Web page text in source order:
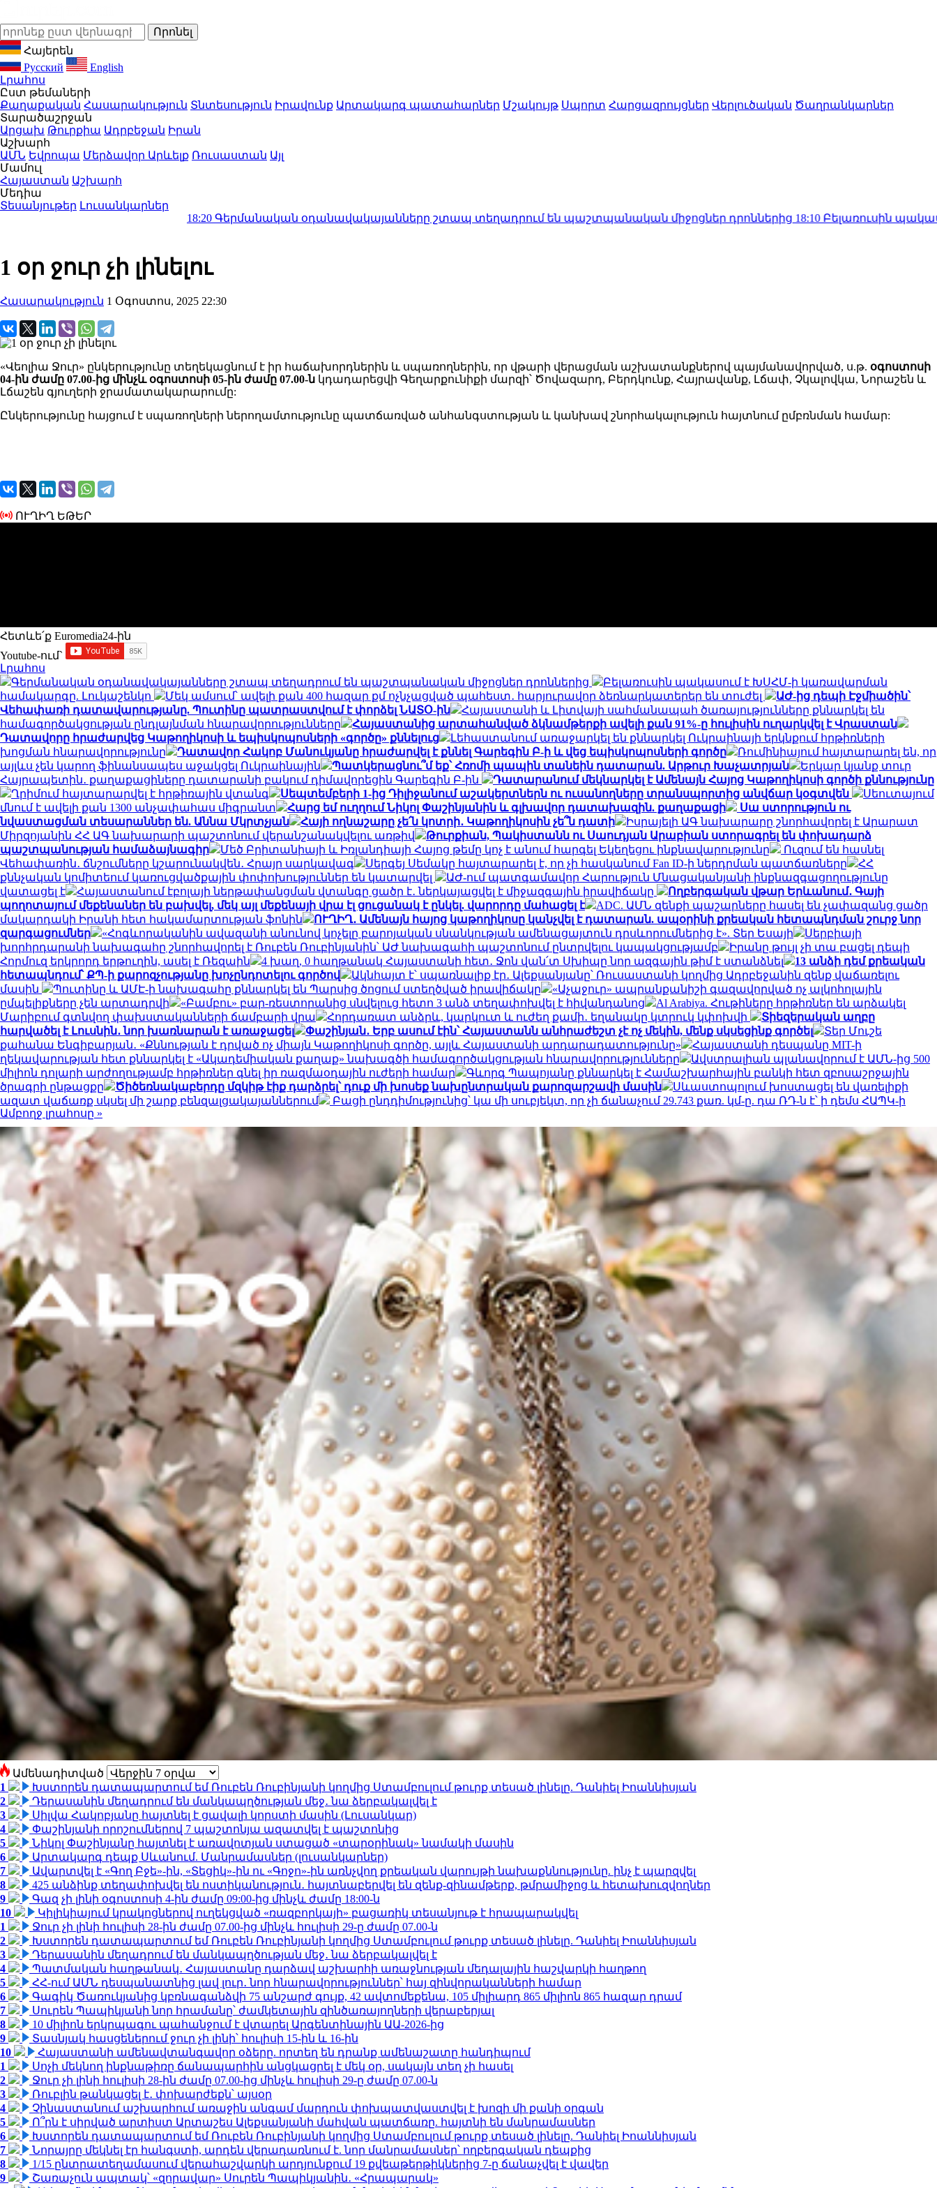
Հայերեն
Русский
English
Լրահոս
Ըստ թեմաների
Քաղաքական Հասարակություն Տնտեսություն Իրավունք Արտակարգ պատահարներ Մշակույթ Սպորտ Հարցազրույցներ Վերլուծական Ծաղրանկարներ
Տարածաշրջան
Արցախ Թուրքիա Ադրբեջան Իրան
Աշխարհ
ԱՄՆ Եվրոպա Մերձավոր Արևելք Ռուսաստան Այլ
Մամուլ
Հայաստան Աշխարհ
Մեդիա
Տեսանյութեր Լուսանկարներ
Գերմանական օդանավակայանները շտապ տեղադրում են պաշտպանական միջոցներ դրոններից 18:10Բելառուսին պակասում է
1 օր ջուր չի լինելու
Հասարակություն 1 Օգոստոս, 2025 22:30
«Վեոլիա Ջուր» ընկերությունը տեղեկացնում է իր հաճախորդներին և սպառողներին, որ վթարի վերացման աշխատանքներով պայմանավորված, ս.թ. օգոստոսի
04-ին ժամը 07.00-ից մինչև օգոստոսի 05-ին ժամը 07.00-ն կդադարեցվի Գեղարքունիքի մարզի՝ Ծովազարդ, Բերդկունք, Հայրավանք, Լճափ, Չկալովկա, Նորաշեն և
Լճաշեն գյուղերի ջրամատակարարումը:
Ընկերությունը հայցում է սպառողների ներողամտությունը պատճառված անհանգստության և կանխավ շնորհակալություն հայտնում ըմբռնման համար:
ՈՒՂԻՂ ԵԹԵՐ
Հետևե՛ք Euromedia24-ին
Youtube-ում`
Լրահոս
Գերմանական օդանավակայանները շտապ տեղադրում են պաշտպանական միջոցներ դրոններից
Բելառուսին պակասում է ԽՍՀՄ-ի կառավարման
համակարգը. Լուկաշենկո
Մեկ ամսում՝ ավելի քան 400 հազար քմ ոչնչացված պահեստ․ հարյուրավոր ձեռնարկատերեր են տուժել
ԱԺ-ից դեպի Էջմիածին՝
Վեհափառի դատավարությանը. Պուտինը պատրաստվում է փորձել ՆԱՏՕ-ին
Հայաստանի և Լիտվայի սահմանապահ ծառայությունները քննարկել են
համագործակցության ընդլայնման հնարավորությունները
Հայաստանից արտահանված ձկնամթերքի ավելի քան 91%-ը հուլիսին ուղարկվել է Վրաստան
Դատավորը հրաժարվեց Կաթողիկոսի և եպիսկոպոսների «գործը» քննելուց
Լեհաստանում առաջարկել են քննարկել Ուկրաինայի երկնքում հրթիռների
խոցման հնարավորությունը
Դատավոր Հակոբ Մանուկյանը հրաժարվել է քննել Գարեգին Բ-ի և վեց եպիսկոպոսների գործը
Ռումինիայում հայտարարել են, որ
այլևս չեն կարող ֆինանսապես աջակցել Ուկրաինային
Պատկերացնու՞մ եք՝ Հռոմի պապին տանեին դատարան. Արթուր Խաչատրյան
Երկար կյանք տուր
Հայրապետին․ քաղաքացիները դատարանի բակում դիմավորեցին Գարեգին Բ-ին
Դատարանում մեկնարկել է Ամենայն Հայոց Կաթողիկոսի գործի քննությունը
Ղրիմում հայտարարվել է հրթիռային վտանգ
Սեպտեմբերի 1-ից Դիլիջանում աշակերտներն ու ուսանողները տրանսպորտից անվճար կօգտվեն
Սեուտայում
մնում է ավելի քան 1300 անչափահաս միգրանտ
Հարց եմ ուղղում Նիկոլ Փաշինյանին և գլխավոր դատախազին. քաղաքացի
Սա ստորություն ու
նվաստացման տեսարաններ են. Աննա Մկրտչյան
Հայի ողնաշարը չե՛ն կոտրի․ Կաթողիկոսին չե՞ն դատի
Իսրայելի ԱԳ նախարարը շնորհավորել է Արարատ
Միրզոյանին ՀՀ ԱԳ նախարարի պաշտոնում վերանշանակվելու առթիվ
Թուրքիան, Պակիստանն ու Սաուդյան Արաբիան ստորագրել են փոխադարձ
պաշտպանության համաձայնագիր
Մեծ Բրիտանիայի և Իռլանդիայի Հայոց թեմը կոչ է անում հարգել Եկեղեցու ինքնավարությունը
Ուզում են հասնել
Վեհափառին․ ճնշումները կշարունակվեն․ Հրայր սարկավագ
Սերգեյ Սեմակը հայտարարել է, որ չի հասկանում Fan ID-ի ներդրման պատճառները
ՀՀ
քննչական կոմիտեում կառուցվածքային փոփոխություններ են կատարվել
ԱԺ-ում պատգամավոր Հարություն Մնացականյանի ինքնազգացողությունը
վատացել է
Հայաստանում էբոլայի ներթափանցման վտանգը ցածր է․ ներկայացվել է միջազգային իրավիճակը
Ողբերգական վթար Երևանում․ Գայի
պողոտայում մեքենաներ են բախվել, մեկ այլ մեքենայի վրա էլ ցուցանակ է ընկել. վարորդը մահացել է
ADC. ԱՄՆ զենքի պաշարները հասել են չափազանց ցածր
մակարդակի Իրանի հետ հակամարտության ֆոնին
ՈՒՂԻՂ․ Ամենայն հայոց կաթողիկոսը կանչվել է դատարան. ապօրինի քրեական հետապնդման շուրջ նոր
զարգացումներ
«Հոգևորականին ավազանի անունով կոչելը բարոյական սնանկության ամենացայտուն դրսևորումներից է». Տեր Եսայի
Սերբիայի
խորհրդարանի նախագահը շնորհավորել է Ռուբեն Ռուբինյանին՝ ԱԺ նախագահի պաշտոնում ընտրվելու կապակցությամբ
Իրանը թույլ չի տա բացել դեպի
Հորմուզ երկրորդ երթուղին, ասել է Ռեզաին
4 խաղ, 0 հաղթանակ Հայաստանի հետ․ Ջոն վան՛տ Սխիպը նոր ազգային թիմ է ստանձնել
13 անձի դեմ քրեական
հետապնդում՝ ՔՊ-ի քարոզչությանը խոչընդոտելու գործով
Ակնհայտ է՝ սպառնալիք էր․ Ալեքսանյանը՝ Ռուսաստանի կողմից Ադրբեջանին զենք վաճառելու
մասին
Պուտինը և ԱՄԷ-ի նախագահը քննարկել են Պարսից ծոցում ստեղծված իրավիճակը
«Աչաջուր» ապրանքանիշի գազավորված ոչ ալկոհոլային
ըմպելիքները չեն արտադրվի
«Բամբու» բար-ռեստորանից սնվելուց հետո 3 անձ տեղափոխվել է հիվանդանոց
Al Arabiya. Հութիները հրթիռներ են արձակել
Մարիբում գտնվող փախստականների ճամբարի վրա
Հորդառատ անձրև, կարկուտ և ուժեղ քամի․ եղանակը կտրուկ կփոխվի
Տիեզերական աղբը
հարվածել է Լուսնին․ նոր խառնարան է առաջացել
Փաշինյան․ Երբ ասում էին՝ Հայաստանն անհրաժեշտ չէ ոչ մեկին, մենք սկսեցինք գործել
Տեր Մուշե
քահանա Ենգիբարյան․ «Քննության է դրված ոչ միայն Կաթողիկոսի գործը, այլև Հայաստանի արդարադատությունը»
Հայաստանի դեսպանը MIT-ի
ղեկավարության հետ քննարկել է «Ակադեմիական քաղաք» նախագծի համագործակցության հնարավորությունները
Ավստրալիան պլանավորում է ԱՄՆ-ից 500
միլիոն դոլարի արժողությամբ հրթիռներ գնել իր ռազմաօդային ուժերի համար
Գևորգ Պապոյանը քննարկել է Համաշխարհային բանկի հետ զբոսաշրջային
ծրագրի ընթացքը
Ծիծեռնակաբերդը մզկիթ էիք դարձրել՝ դուք մի խոսեք նախընտրական քարոզարշավի մասին
Սևաստոպոլում խոստացել են վառելիքի
ազատ վաճառք սկսել մի շարք բենզալցակայաններում
Բացի ընդդիմությունից՝ կա մի սուբյեկտ, որ չի ճանաչում 29.743 քառ. կմ-ը. դա ՌԴ-ն է՝ ի դեմս ՀԱՊԿ-ի
Ամբողջ լրահոսը »
Ամենադիտված
1
Խստորեն դատապարտում եմ Ռուբեն Ռուբինյանի կողմից Ստամբուլում թուրք տեսած լինելը. Դանիել Իոաննիսյան
2
Դերասանին մեղադրում են մանկապղծության մեջ․ նա ձերբակալվել է
3
Սիլվա Հակոբյանը հայտնել է ցավալի կորստի մասին (Լուսանկար)
4
Փաշինյանի որոշումներով 7 պաշտոնյա ազատվել է պաշտոնից
5
Նիկոլ Փաշինյանը հայտնել է առավոտյան ստացած «տարօրինակ» նամակի մասին
6
Արտակարգ դեպք Սևանում. Մանրամասներ (լուսանկարներ)
7
Ավարտվել է «Գող Բջե»-ին, «Տեցիկ»-ին ու «Գոջո»-ին առնչվող քրեական վարույթի նախաքննությունը. ինչ է պարզվել
8
425 անձինք տեղափոխվել են ոստիկանություն․ հայտնաբերվել են զենք-զինամթերք, թմրամիջոց և հետախուզվողներ
9
Գազ չի լինի օգոստոսի 4-ին ժամը 09:00-ից մինչև ժամը 18:00-ն
10
Կիլիկիայում կրակոցներով ուղեկցված «ռազբորկայի» բացառիկ տեսանյութ է հրապարակվել
1
Ջուր չի լինի հուլիսի 28-ին ժամը 07.00-ից մինչև հուլիսի 29-ը ժամը 07.00-ն
2
Խստորեն դատապարտում եմ Ռուբեն Ռուբինյանի կողմից Ստամբուլում թուրք տեսած լինելը. Դանիել Իոաննիսյան
3
Դերասանին մեղադրում են մանկապղծության մեջ․ նա ձերբակալվել է
4
Պատմական հաղթանակ․ Հայաստանը դարձավ աշխարհի առաջնության մեդալային հաշվարկի հաղթող
5
ՀՀ-ում ԱՄՆ դեսպանատնից լավ լուր․ նոր հնարավորություններ՝ հայ զինվորականների համար
6
Գագիկ Ծառուկյանից կբռնագանձվի 75 անշարժ գույք, 42 ավտոմեքենա, 105 միլիարդ 865 միլիոն 865 հազար դրամ
7
Սուրեն Պապիկյանի նոր հրամանը՝ ժամկետային զինծառայողների վերաբերյալ
8
10 միլիոն երկրպագու պահանջում է վտարել Արգենտինային ԱԱ-2026-ից
9
Տասնյակ հասցեներում ջուր չի լինի՝ հուլիսի 15-ին և 16-ին
10
Հայաստանի ամենավտանգավոր օձերը. որտեղ են դրանք ամենաշատը հանդիպում
1
Սոչի մեկնող ինքնաթիռը ճանապարհին անցկացրել է մեկ օր, սակայն տեղ չի հասել
2
Ջուր չի լինի հուլիսի 28-ին ժամը 07.00-ից մինչև հուլիսի 29-ը ժամը 07.00-ն
3
Ռուբլին թանկացել է․ փոխարժեքն՝ այսօր
4
Չինաստանում աշխարհում առաջին անգամ մարդուն փոխպատվաստվել է խոզի մի քանի օրգան
5
Ո՞րն է սիրված արտիստ Արտաշես Ալեքսանյանի մահվան պատճառը. հայտնի են մանրամասներ
6
Խստորեն դատապարտում եմ Ռուբեն Ռուբինյանի կողմից Ստամբուլում թուրք տեսած լինելը. Դանիել Իոաննիսյան
7
Նորայրը մեկնել էր հանգստի, արդեն վերադառնում է. նոր մանրամասներ՝ ողբերգական դեպքից
8
1/15 ընտրատեղամասում վերահաշվարկի արդյունքում 19 քվեաթերթիկներից 7-ը ճանաչվել է վավեր
9
Շառաչուն ապտակ՝ «զորավար» Սուրեն Պապիկյանին․ «Հրապարակ»